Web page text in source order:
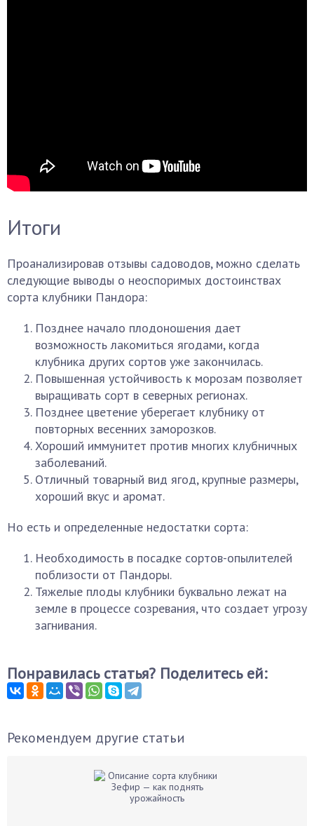
Итоги
Проанализировав отзывы садоводов, можно сделать
следующие выводы о неоспоримых достоинствах
сорта клубники Пандора:
Позднее начало плодоношения дает
возможность лакомиться ягодами, когда
клубника других сортов уже закончилась.
Повышенная устойчивость к морозам позволяет
выращивать сорт в северных регионах.
Позднее цветение уберегает клубнику от
повторных весенних заморозков.
Хороший иммунитет против многих клубничных
заболеваний.
Отличный товарный вид ягод, крупные размеры,
хороший вкус и аромат.
Но есть и определенные недостатки сорта:
Необходимость в посадке сортов-опылителей
поблизости от Пандоры.
Тяжелые плоды клубники буквально лежат на
земле в процессе созревания, что создает угрозу
загнивания.
Понравилась статья? Поделитесь ей:
Рекомендуем другие статьи